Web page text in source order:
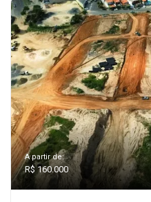
A partir de:
R$ 160.000